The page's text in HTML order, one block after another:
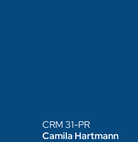
CRM 31-PR
Camila Hartmann